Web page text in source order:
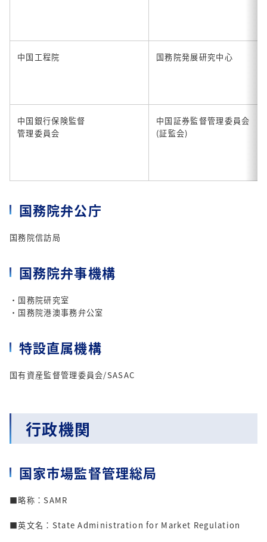
中国工程院 国務院発展研究中心
中国銀行保険監督
管理委員会
中国証券監督管理委員会
(証監会)
国務院弁公庁
国務院信訪局
国務院弁事機構
・国務院研究室
・国務院港澳事務弁公室
特設直属機構
国有資産監督管理委員会/SASAC
行政機関
国家市場監督管理総局
■略称：SAMR
■英文名：State Administration for Market Regulation